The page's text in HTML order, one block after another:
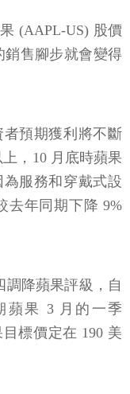
(AAPL-US) 股價
銷售腳步就會變得
預期獲利將不斷
，10 月底時蘋果
服務和穿戴式設
去年同期下降 9%
調降蘋果評級，自
蘋果 3 月的一季
標價定在 190 美